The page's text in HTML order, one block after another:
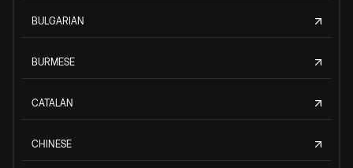
BULGARIAN
BURMESE
CATALAN
CHINESE